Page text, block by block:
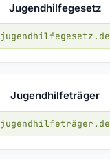
Jugendhilfegesetz
jugendhilfegesetz.de
Jugendhilfeträger
jugendhilfeträger.de